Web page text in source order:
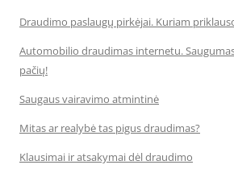
Draudimo paslaugų pirkėjai. Kuriam
Automobilio draudimas internetu.
pačių!
Saugaus vairavimo atmintinė
Mitas ar realybė tas pigus draudimas?
Klausimai ir atsakymai dėl draudimo